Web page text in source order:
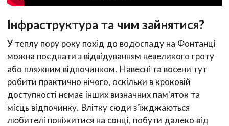
Інфраструктура та чим зайнятися?
У теплу пору року похід до водоспаду на Фонтанці
можна поєднати з відвідуванням невеликого гроту
або пляжним відпочинком. Навесні та восени тут
робити практично нічого, оскільки в кроковій
доступності немає інших визначних пам'яток та
місць відпочинку. Влітку сюди з'їжджаються
любителі поніжитися на сонці, побути далеко від